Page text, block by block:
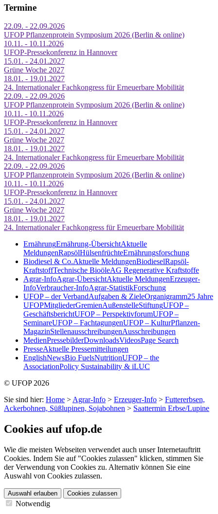
Termine
22.09. - 22.09.2026
UFOP Pflanzenprotein Symposium 2026 (Berlin & online)
10.11. - 10.11.2026
UFOP-Pressekonferenz in Hannover
15.01. - 24.01.2027
Grüne Woche 2027
18.01. - 19.01.2027
24. Internationaler Fachkongress für Erneuerbare Mobilität
22.09. - 22.09.2026
UFOP Pflanzenprotein Symposium 2026 (Berlin & online)
10.11. - 10.11.2026
UFOP-Pressekonferenz in Hannover
15.01. - 24.01.2027
Grüne Woche 2027
18.01. - 19.01.2027
24. Internationaler Fachkongress für Erneuerbare Mobilität
22.09. - 22.09.2026
UFOP Pflanzenprotein Symposium 2026 (Berlin & online)
10.11. - 10.11.2026
UFOP-Pressekonferenz in Hannover
15.01. - 24.01.2027
Grüne Woche 2027
18.01. - 19.01.2027
24. Internationaler Fachkongress für Erneuerbare Mobilität
ErnährungErnährung-ÜbersichtAktuelle
MeldungenRapsölHülsenfrüchteErnährungsforschung
Biodiesel & Co.Aktuelle MeldungenBiodieselRapsöl-
KraftstoffTechnische BioöleAG Regenerative Kraftstoffe
Agrar-InfoAgrar-ÜbersichtAktuelle MeldungenErzeuger-
InfoVerbraucher-InfoAgrar-StatistikForschung
UFOP – der VerbandAufgaben & ZieleOrganigramm25 Jahre
UFOPMitgliederGremienAußenstelleStiftungUFOP –
GeschäftsberichtUFOP – PerspektivforumUFOP –
SeminareUFOP – FachtagungenUFOP – KulturPflanzen-
MagazinStellenausschreibungenAusschreibungen
MedienPressebilderDownloadsVideosPage Search
PresseAktuelle Pressemitteilungen
EnglishNewsBio FuelsNutritionUFOP – the
AssociationPolicy Sustainability & iLUC
© UFOP 2026
Sie sind hier: Home > Agrar-Info > Erzeuger-Info > Futtererbsen,
Ackerbohnen, Süßlupinen, Sojabohnen > Saattermin Erbse/Lupine
Cookies auf ufop.de
Wie die meisten Webseiten verwendet auch unser Internetauftritt
Cookies. Indem Sie auf "Cookies zulassen" klicken, stimmen Sie
der Verwendung von Cookies zu. Alternativ können Sie eine
Auswahl von Cookies zulassen.
Auswahl erlauben Cookies zulassen
Notwendig